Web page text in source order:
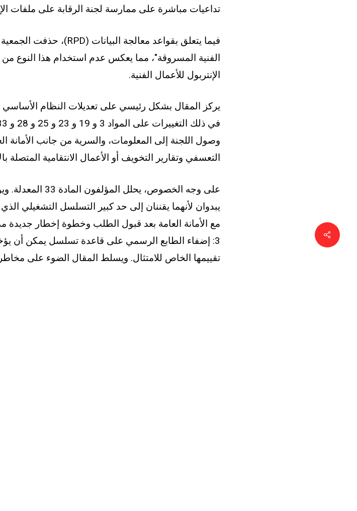
تداعيات مباشرة على ممارسة لجنة الرقابة على ملفات
الفنية المسروقة"، مما يعكس عدم استخدام هذا النوع من
الإنتربول للأعمال الفنية.
وصول اللجنة إلى المعلومات، والسرية من جانب الأمانة
التعسفي وتقارير التخويف أو الأعمال الانتقامية المتصلة
يبدوان لأنهما يقننان إلى حد كبير التسلسل التشغيلي
3: إضفاء الطابع الرسمي على قاعدة تسلسل يمكن أن
تقييمها الخاص للامتثال. ويسلط المقال الضوء على
مشاركة